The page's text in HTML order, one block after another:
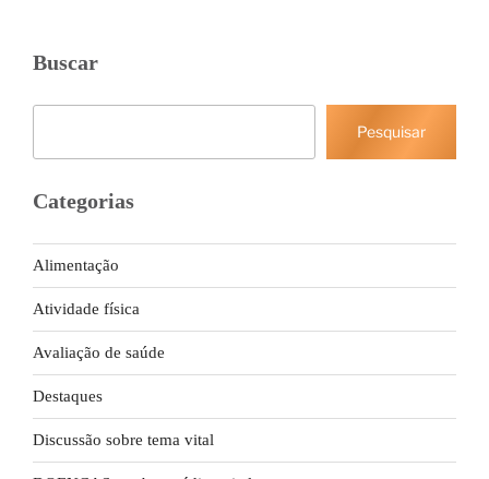
Buscar
Pesquisar
Categorias
Alimentação
Atividade física
Avaliação de saúde
Destaques
Discussão sobre tema vital